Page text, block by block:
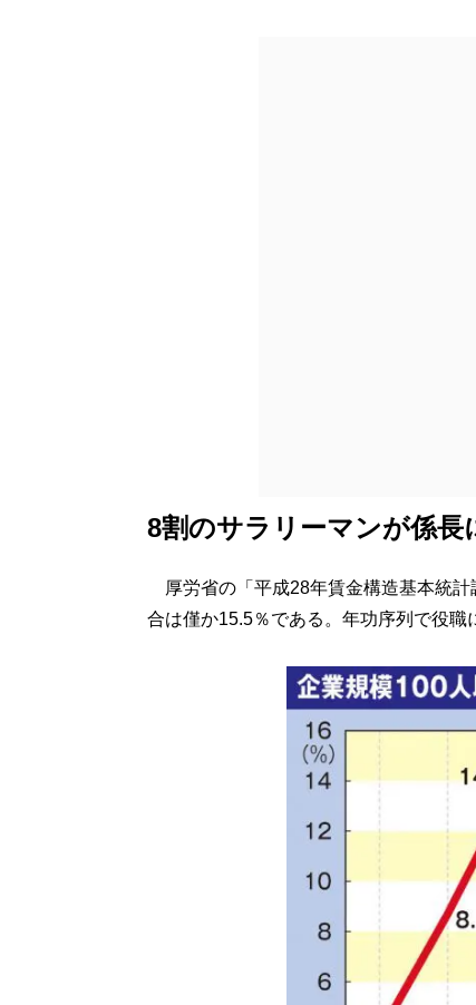
8割のサラリーマンが係長
厚労省の「平成28年賃金構造基本統計
合は僅か15.5％である。年功序列で役職